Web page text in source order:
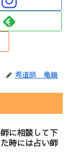
希道師 亀鏡
に相談して下
時には占い師